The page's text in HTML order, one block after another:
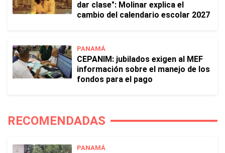
dar clase": Molinar explica el
cambio del calendario escolar 2027
PANAMÁ
CEPANIM: jubilados exigen al MEF
información sobre el manejo de los
fondos para el pago
RECOMENDADAS
PANAMÁ